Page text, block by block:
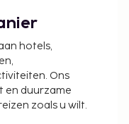
is geopend
aangevraagd
accommodatie
hotels,
Ons
en duurzame
zoals u wilt.